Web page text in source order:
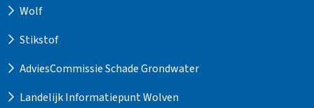
Wolf
Stikstof
AdviesCommissie Schade Grondwater
Landelijk Informatiepunt Wolven